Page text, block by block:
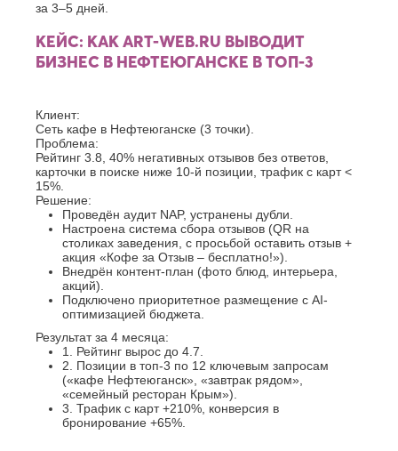
за 3–5 дней.
КЕЙС: КАК ART-WEB.RU ВЫВОДИТ
БИЗНЕС В НЕФТЕЮГАНСКЕ В ТОП-3
Клиент:
Сеть кафе в Нефтеюганске (3 точки).
Проблема:
Рейтинг 3.8, 40% негативных отзывов без ответов,
карточки в поиске ниже 10-й позиции, трафик с карт <
15%.
Решение:
Проведён аудит NAP, устранены дубли.
Настроена система сбора отзывов (QR на
столиках заведения, с просьбой оставить отзыв +
акция «Кофе за Отзыв – бесплатно!»).
Внедрён контент-план (фото блюд, интерьера,
акций).
Подключено приоритетное размещение с AI-
оптимизацией бюджета.
Результат за 4 месяца:
1. Рейтинг вырос до 4.7.
2. Позиции в топ-3 по 12 ключевым запросам
(«кафе Нефтеюганск», «завтрак рядом»,
«семейный ресторан Крым»).
3. Трафик с карт +210%, конверсия в
бронирование +65%.